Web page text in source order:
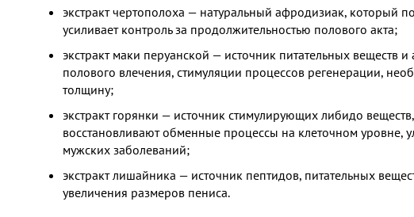
экстракт чертополоха — натуральный афродизиак, который
усиливает контроль за продолжительностью полового акта;
экстракт маки перуанской — источник питательных веществ
полового влечения, стимуляции процессов регенерации,
толщину;
экстракт горянки — источник стимулирующих либидо
восстановливают обменные процессы на клеточном уровне,
мужских заболеваний;
экстракт лишайника — источник пептидов, питательных
увеличения размеров пениса.